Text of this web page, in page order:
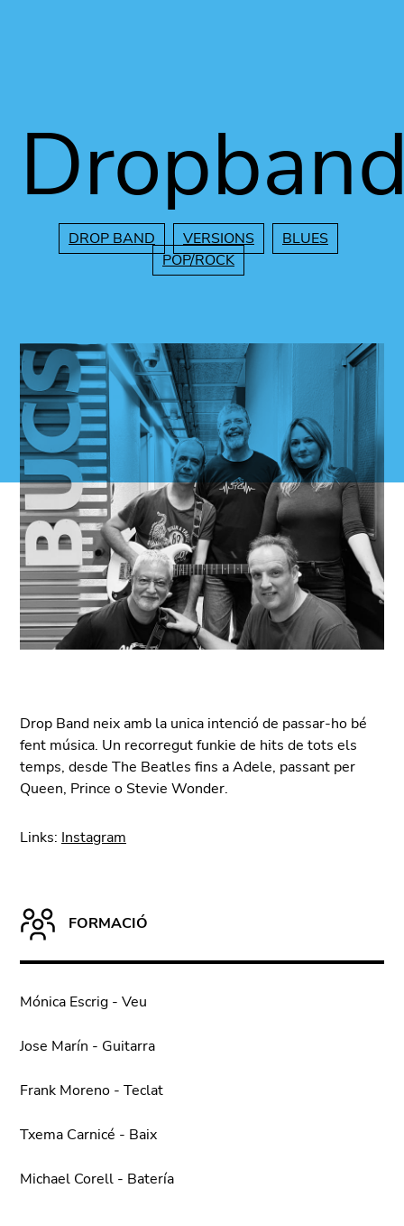
DROP BAND VERSIONS
BLUES
POP/ROCK
Drop Band neix amb la unica intenció de passar-ho bé
fent música. Un recorregut funkie de hits de tots els
temps, desde The Beatles fins a Adele, passant per
Queen, Prince o Stevie Wonder.
Links: Instagram
FORMACIÓ
Mónica Escrig - Veu
Jose Marín - Guitarra
Frank Moreno - Teclat
Txema Carnicé - Baix
Michael Corell - Batería